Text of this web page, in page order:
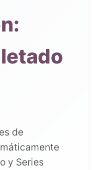
de
y Series